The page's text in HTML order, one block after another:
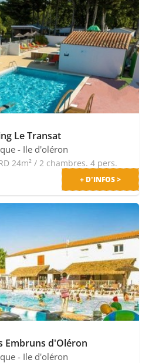
Le Transat
- Ile d'oléron
24m² / 2 chambres. 4 pers.
+ D'INFOS >
Embruns d'Oléron
- Ile d'oléron